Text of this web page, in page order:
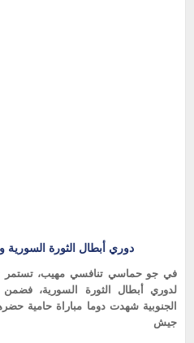
دوري أبطال الثورة
في جو حماسي تنافسي مهيب، تستمر
لدوري أبطال الثورة السورية، فضمن
الجنوبية شهدت دوما مباراة حامية
جيش